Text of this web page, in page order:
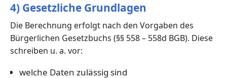
4) Gesetzliche Grundlagen
Die Berechnung erfolgt nach den Vorgaben des
Bürgerlichen Gesetzbuchs (§§ 558 – 558d BGB). Diese
schreiben u. a. vor:
welche Daten zulässig sind